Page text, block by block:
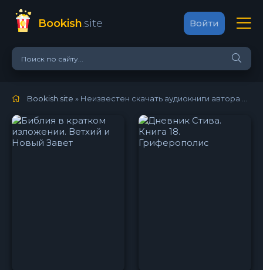
Bookish.site Войти
Bookish.site » Неизвестен скачать аудиокниги автора онлайн